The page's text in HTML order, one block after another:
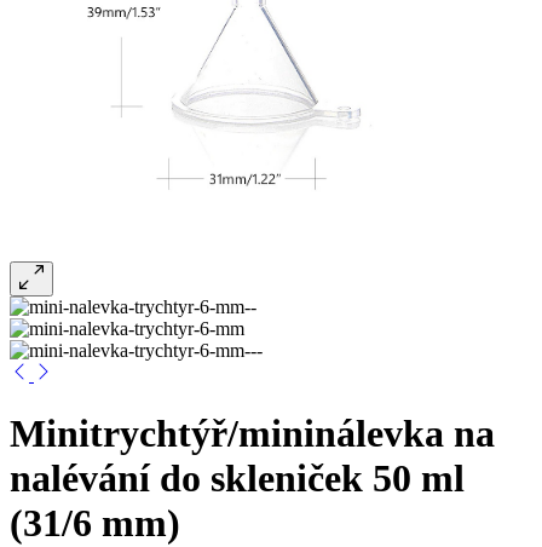
Minitrychtýř/mininálevka na
nalévání do skleniček 50 ml
(31/6 mm)